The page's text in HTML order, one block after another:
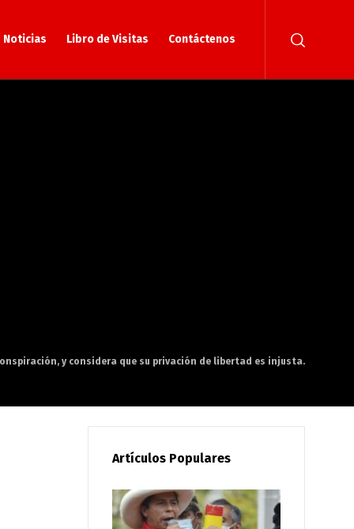
Noticias Libro de Visitas Contáctenos
y considera que su privación de libertad es injusta.
Artículos Populares